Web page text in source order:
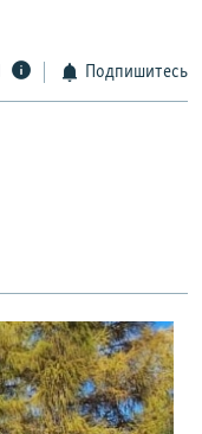
Подпишитесь